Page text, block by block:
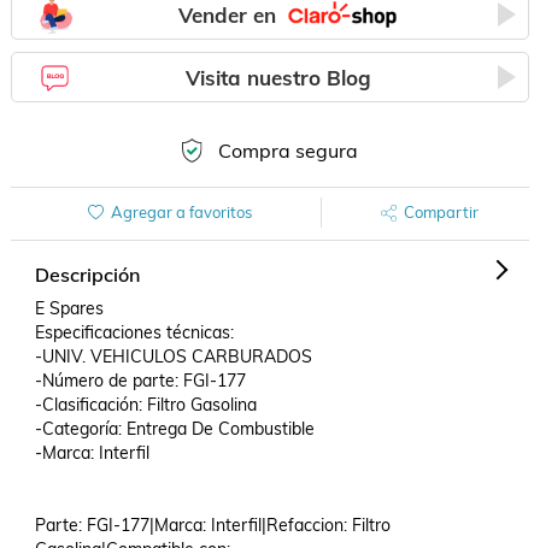
Vender en
Visita nuestro Blog
Compra segura
Agregar a favoritos Compartir
Descripción
E Spares
Especificaciones técnicas:
-UNIV. VEHICULOS CARBURADOS
-Número de parte: FGI-177
-Clasificación: Filtro Gasolina
-Categoría: Entrega De Combustible
-Marca: Interfil
Parte: FGI-177|Marca: Interfil|Refaccion: Filtro